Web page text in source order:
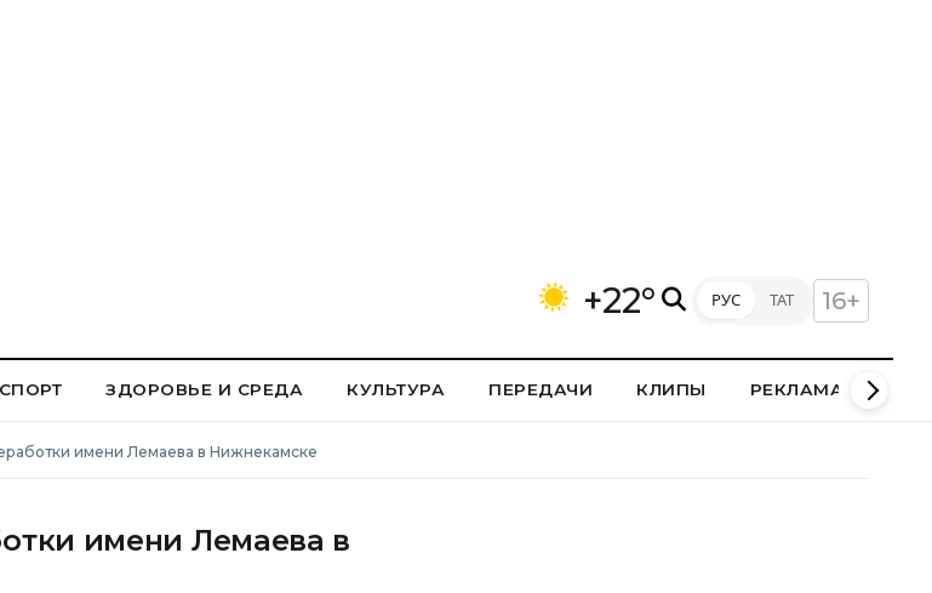
+22° РУС ТАТ 16+
СПОРТ ЗДОРОВЬЕ И СРЕДА КУЛЬТУРА ПЕРЕДАЧИ КЛИПЫ РЕКЛАМА В
имени Лемаева в Нижнекамске
имени Лемаева в